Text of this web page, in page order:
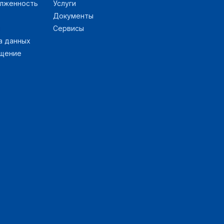
подробнее
28.02.23
данных
Услуги
Документы
Сервисы